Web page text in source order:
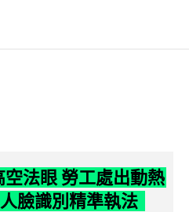
法眼 勞工處出動熱
臉識別精準執法